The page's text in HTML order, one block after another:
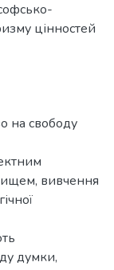
цінностей
на свободу
вивчення
думки,